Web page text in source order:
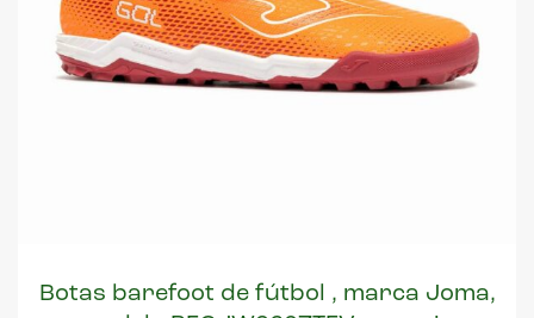
Botas barefoot de fútbol , marca Joma,